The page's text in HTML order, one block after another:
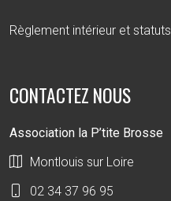
Règlement intérieur et statuts
CONTACTEZ NOUS
Association la P’tite Brosse
Montlouis sur Loire
02 34 37 96 95